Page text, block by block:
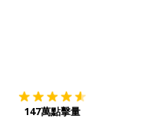
147萬點擊量